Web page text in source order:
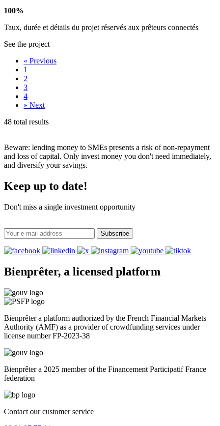
100%
Taux, durée et détails du projet réservés aux prêteurs connectés
See the project
« Previous
1
2
3
4
» Next
48 total results
Beware: lending money to SMEs presents a risk of non-repayment
and loss of capital. Only invest money you don't need immediately,
and diversify your savings.
Keep up to date!
Don't miss a single investment opportunity
Subscribe
Bienprêter, a licensed platform
Bienprêter a platform authorized by the French Financial Markets
Authority (AMF) as a provider of crowdfunding services under
license number FP-2023-38
Bienprêter a 2025 member of the Financement Participatif France
federation
Contact our customer service